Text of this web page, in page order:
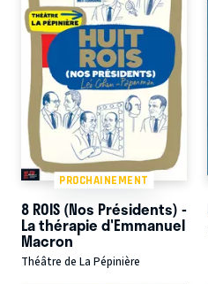
PROCHAINEMENT
8 ROIS (Nos Présidents) -
La thérapie d'Emmanuel
Macron
Théâtre de La Pépinière